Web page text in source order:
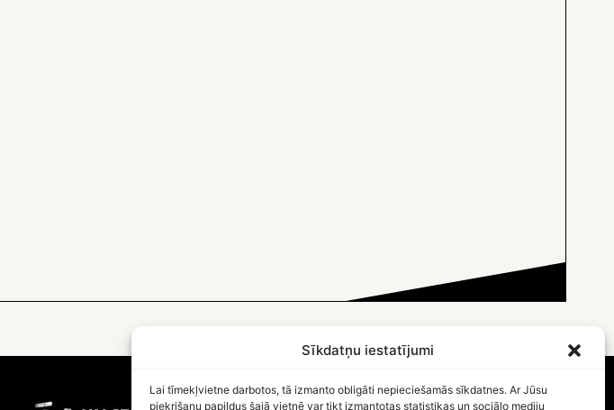
Sīkdatņu iestatījumi
Lai tīmekļvietne darbotos, tā izmanto obligāti nepieciešamās sīkdatnes. Ar Jūsu
piekrišanu papildus šajā vietnē var tikt izmantotas statistikas un sociālo mediju